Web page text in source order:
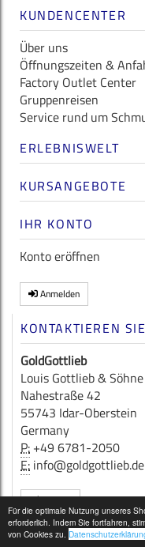
Für die optimale Nutzung unseres
erforderlich. Indem Sie fortfahren,
von Cookies zu.
KUNDENCENTER
Über uns
Öffnungszeiten &
Factory Outlet Center
Gruppenreisen
Service rund um
ERLEBNISWELT
KURSANGEBOTE
IHR KONTO
Konto eröffnen
Anmelden
KONTAKTIEREN
GoldGottlieb
Louis Gottlieb &
Nahestraße 42
55743 Idar-Oberstein
Germany
P: +49 6781-2050
E: info@goldgottlieb.de
Kontakt